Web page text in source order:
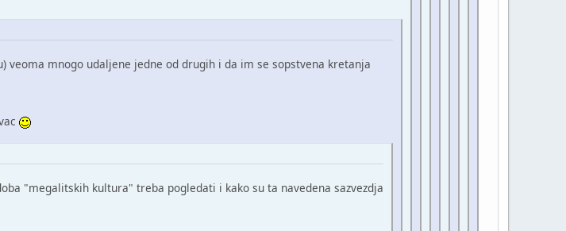
veoma mnogo udaljene jedne od drugih i da im se sopstvena kretanja
"megalitskih kultura" treba pogledati i kako su ta navedena sazvezdja